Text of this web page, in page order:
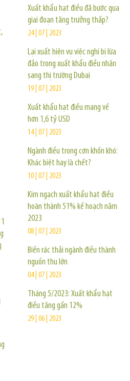
Xuất khẩu hạt điều đã bước qua
giai đoạn tăng trưởng thấp?
24 | 07 | 2023
Lại xuất hiện vụ việc nghi bị lừa
đảo trong xuất khẩu điều nhân
sang thị trường Dubai
19 | 07 | 2023
Xuất khẩu hạt điều mang về
hơn 1,6 tỷ USD
14 | 07 | 2023
Ngành điều trong cơn khốn khó:
Khác biệt hay là chết?
10 | 07 | 2023
Kim ngạch xuất khẩu hạt điều
hoàn thành 51% kế hoạch năm
2023
08 | 07 | 2023
Biến rác thải ngành điều thành
nguồn thu lớn
04 | 07 | 2023
Tháng 5/2023: Xuất khẩu hạt
điều tăng gần 12%
29 | 06 | 2023